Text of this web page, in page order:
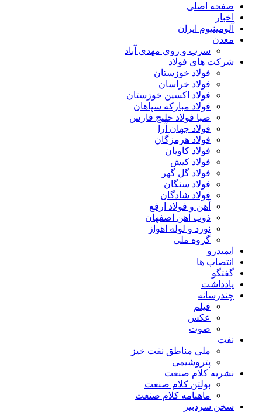
صفحه اصلی
اخبار
آلومینیوم ایران
معدن
سرب و روی مهدی آباد
شرکت های فولاد
فولاد خوزستان
فولاد خراسان
فولاد اکسین خوزستان
فولاد مبارکه سپاهان
صبا فولاد خلیج فارس
فولاد جهان آرا
فولاد هرمزگان
فولاد کاویان
فولاد کیش
فولاد گل گهر
فولاد سنگان
فولاد شادگان
آهن و فولاد ارفع
ذوب آهن اصفهان
نورد و لوله اهواز
گروه ملی
ایمیدرو
انتصاب ها
گفتگو
یادداشت
چندرسانه
فیلم
عکس
صوت
نفت
ملی مناطق نفت خیز
پتروشیمی
نشریه کلام صنعت
بولتن کلام صنعت
ماهنامه کلام صنعت
سخن سردبیر